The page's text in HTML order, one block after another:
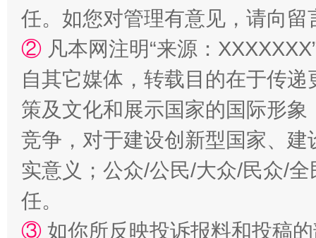
扯下公款旅游的“隐身衣” 如何以
任。如您对管理有意见，请向
② 凡本网注明“来源：
自其它媒体，转载目的在于传
策及文化和展示国家的国际形
竞争，对于建设创新型国家、
实意义；公众/公民/大众/民众/
任。
③ 如你所反映投诉报料和投稿